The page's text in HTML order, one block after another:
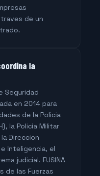
de un
la
Seguridad
en 2014 para
de la Policia
la Policia Militar
Direccion
Inteligencia, el
judicial. FUSINA
de las Fuerzas